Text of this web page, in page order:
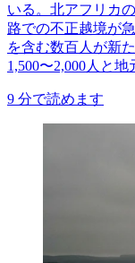
いる。北アフリカ
路での不正越境が
を含む数百人が新
1,500〜2,000人と
9 分で読めます